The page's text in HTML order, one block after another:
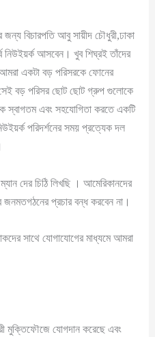
বিচারপতি আবু সায়ীদ চৌধুরী,ঢাকা
নিউইয়র্ক আসবেন। খুব শিঘ্রই তাঁদের
একটা বড় পরিসরকে ফোনের
বড় পরিসর ছোট ছোট গ্রুপ গুলোকে
স্বাগতম এবং সহযোগিতা করতে একটি
পরিদর্শনের সময় প্রত্যেক দল
দের চিঠি লিখছি । আমেরিকানদের
জনমতগঠনের প্রচার বন্ধ করবেন না।
সাথে যোগাযোগের মাধ্যমে আমরা
মুক্তিফৌজে যোগদান করেছে এবং